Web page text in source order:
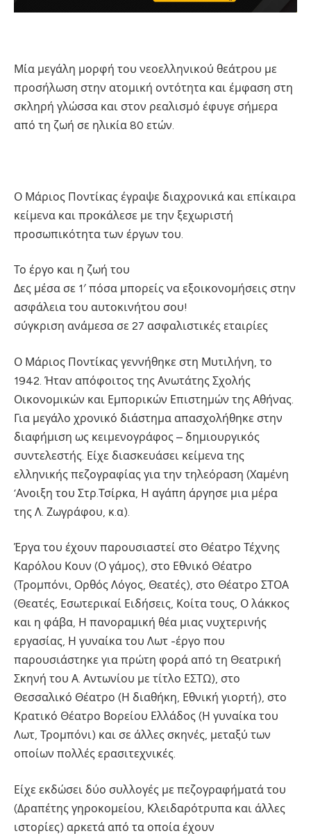
Μία μεγάλη μορφή του νεοελληνικού θεάτρου με
προσήλωση στην ατομική οντότητα και έμφαση στη
σκληρή γλώσσα και στον ρεαλισμό έφυγε σήμερα
από τη ζωή σε ηλικία 80 ετών.
Ο Μάριος Ποντίκας έγραψε διαχρονικά και επίκαιρα
κείμενα και προκάλεσε με την ξεχωριστή
προσωπικότητα των έργων του.
Το έργο και η ζωή του
Δες μέσα σε 1′ πόσα μπορείς να εξοικονομήσεις στην
ασφάλεια του αυτοκινήτου σου!
σύγκριση ανάμεσα σε 27 ασφαλιστικές εταιρίες
Ο Μάριος Ποντίκας γεννήθηκε στη Μυτιλήνη, το
1942. Ήταν απόφοιτος της Ανωτάτης Σχολής
Οικονομικών και Εμπορικών Επιστημών της Αθήνας.
Για μεγάλο χρονικό διάστημα απασχολήθηκε στην
διαφήμιση ως κειμενογράφος – δημιουργικός
συντελεστής. Είχε διασκευάσει κείμενα της
ελληνικής πεζογραφίας για την τηλεόραση (Χαμένη
‘Ανοιξη του Στρ.Τσίρκα, Η αγάπη άργησε μια μέρα
της Λ. Ζωγράφου, κ.α).
Έργα του έχουν παρουσιαστεί στο Θέατρο Τέχνης
Καρόλου Κουν (Ο γάμος), στο Εθνικό Θέατρο
(Τρομπόνι, Ορθός Λόγος, Θεατές), στο Θέατρο ΣΤΟΑ
(Θεατές, Εσωτερικαί Ειδήσεις, Κοίτα τους, Ο λάκκος
και η φάβα, Η πανοραμική θέα μιας νυχτερινής
εργασίας, Η γυναίκα του Λωτ -έργο που
παρουσιάστηκε για πρώτη φορά από τη Θεατρική
Σκηνή του Α. Αντωνίου με τίτλο ΕΣΤΩ), στο
Θεσσαλικό Θέατρο (Η διαθήκη, Εθνική γιορτή), στο
Κρατικό Θέατρο Βορείου Ελλάδος (Η γυναίκα του
Λωτ, Τρομπόνι) και σε άλλες σκηνές, μεταξύ των
οποίων πολλές ερασιτεχνικές.
Είχε εκδώσει δύο συλλογές με πεζογραφήματά του
(Δραπέτης γηροκομείου, Κλειδαρότρυπα και άλλες
ιστορίες) αρκετά από τα οποία έχουν